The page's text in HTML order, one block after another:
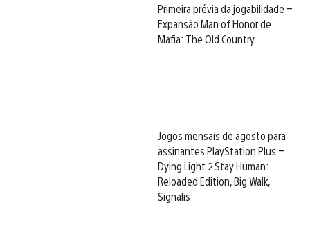
Primeira prévia da jogabilidade –
Expansão Man of Honor de
Mafia: The Old Country
Jogos mensais de agosto para
assinantes PlayStation Plus –
Dying Light 2 Stay Human:
Reloaded Edition, Big Walk,
Signalis